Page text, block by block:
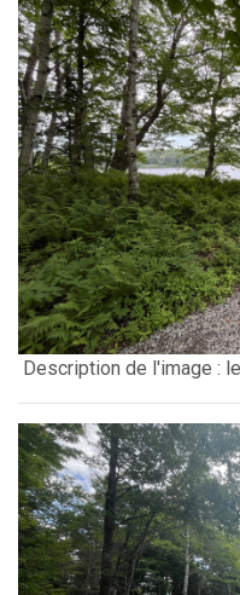
Description de l'image :